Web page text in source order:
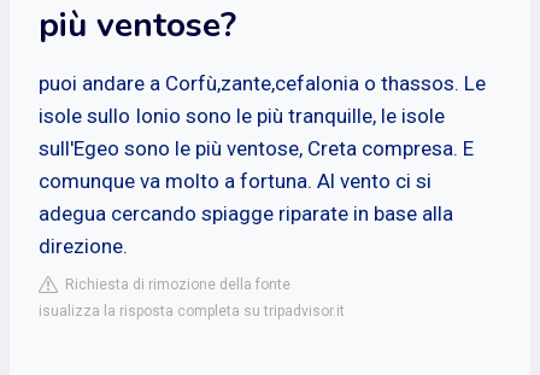
più ventose?
puoi andare a Corfù,zante,cefalonia o thassos. Le
isole sullo Ionio sono le più tranquille, le isole
sull'Egeo sono le più ventose, Creta compresa. E
comunque va molto a fortuna. Al vento ci si
adegua cercando spiagge riparate in base alla
direzione.
Richiesta di rimozione della fonte
isualizza la risposta completa su tripadvisor.it